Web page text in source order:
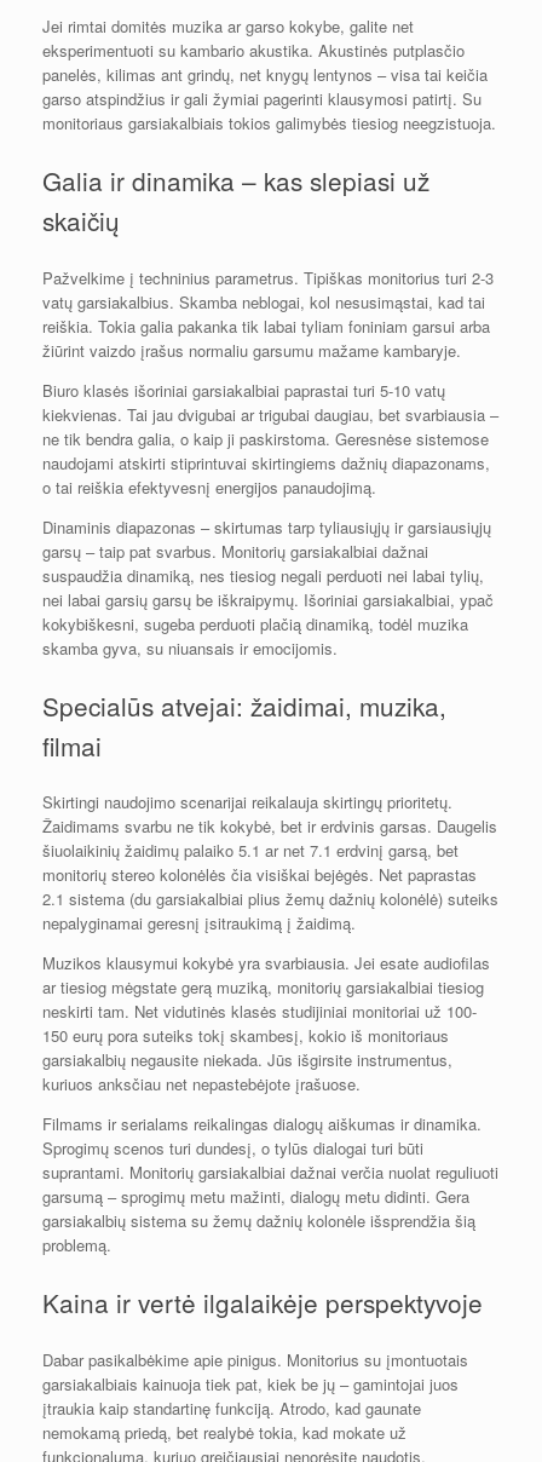
Jei rimtai domitės muzika ar garso kokybe, galite net
eksperimentuoti su kambario akustika. Akustinės putplasčio
panelės, kilimas ant grindų, net knygų lentynos – visa tai keičia
garso atspindžius ir gali žymiai pagerinti klausymosi patirtį. Su
monitoriaus garsiakalbiais tokios galimybės tiesiog neegzistuoja.
Galia ir dinamika – kas slepiasi už
skaičių
Pažvelkime į techninius parametrus. Tipiškas monitorius turi 2-3
vatų garsiakalbius. Skamba neblogai, kol nesusimąstai, kad tai
reiškia. Tokia galia pakanka tik labai tyliam foniniam garsui arba
žiūrint vaizdo įrašus normaliu garsumu mažame kambaryje.
Biuro klasės išoriniai garsiakalbiai paprastai turi 5-10 vatų
kiekvienas. Tai jau dvigubai ar trigubai daugiau, bet svarbiausia –
ne tik bendra galia, o kaip ji paskirstoma. Geresnėse sistemose
naudojami atskirti stiprintuvai skirtingiems dažnių diapazonams,
o tai reiškia efektyvesnį energijos panaudojimą.
Dinaminis diapazonas – skirtumas tarp tyliausiųjų ir garsiausiųjų
garsų – taip pat svarbus. Monitorių garsiakalbiai dažnai
suspaudžia dinamiką, nes tiesiog negali perduoti nei labai tylių,
nei labai garsių garsų be iškraipymų. Išoriniai garsiakalbiai, ypač
kokybiškesni, sugeba perduoti plačią dinamiką, todėl muzika
skamba gyva, su niuansais ir emocijomis.
Specialūs atvejai: žaidimai, muzika,
filmai
Skirtingi naudojimo scenarijai reikalauja skirtingų prioritetų.
Žaidimams svarbu ne tik kokybė, bet ir erdvinis garsas. Daugelis
šiuolaikinių žaidimų palaiko 5.1 ar net 7.1 erdvinį garsą, bet
monitorių stereo kolonėlės čia visiškai bejėgės. Net paprastas
2.1 sistema (du garsiakalbiai plius žemų dažnių kolonėlė) suteiks
nepalyginamai geresnį įsitraukimą į žaidimą.
Muzikos klausymui kokybė yra svarbiausia. Jei esate audiofilas
ar tiesiog mėgstate gerą muziką, monitorių garsiakalbiai tiesiog
neskirti tam. Net vidutinės klasės studijiniai monitoriai už 100-
150 eurų pora suteiks tokį skambesį, kokio iš monitoriaus
garsiakalbių negausite niekada. Jūs išgirsite instrumentus,
kuriuos anksčiau net nepastebėjote įrašuose.
Filmams ir serialams reikalingas dialogų aiškumas ir dinamika.
Sprogimų scenos turi dundesį, o tylūs dialogai turi būti
suprantami. Monitorių garsiakalbiai dažnai verčia nuolat reguliuoti
garsumą – sprogimų metu mažinti, dialogų metu didinti. Gera
garsiakalbių sistema su žemų dažnių kolonėle išsprendžia šią
problemą.
Kaina ir vertė ilgalaikėje perspektyvoje
Dabar pasikalbėkime apie pinigus. Monitorius su įmontuotais
garsiakalbiais kainuoja tiek pat, kiek be jų – gamintojai juos
įtraukia kaip standartinę funkciją. Atrodo, kad gaunate
nemokamą priedą, bet realybė tokia, kad mokate už
funkcionalumą, kuriuo greičiausiai nenorėsite naudotis.